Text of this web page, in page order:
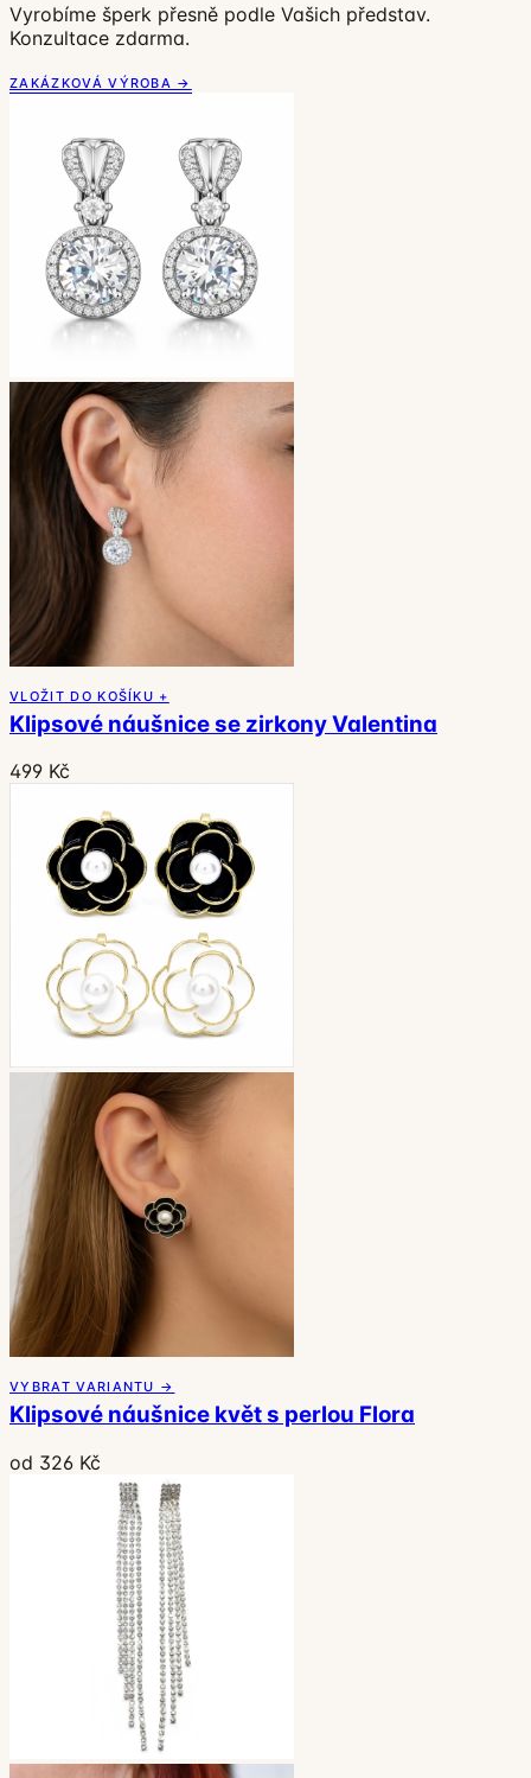
Vyrobíme šperk přesně podle Vašich představ.
Konzultace zdarma.
ZAKÁZKOVÁ VÝROBA →
VLOŽIT DO KOŠÍKU +
Klipsové náušnice se zirkony Valentina
499 Kč
VYBRAT VARIANTU →
Klipsové náušnice květ s perlou Flora
od 326 Kč